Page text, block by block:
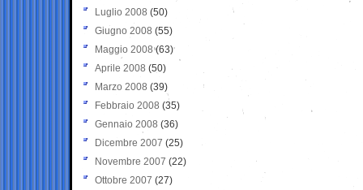
Luglio 2008 (50)
Giugno 2008 (55)
Maggio 2008(63)
Aprile 2008 (50)
Marzo 2008 (39)
Febbraio 2008 (35)
Gennaio 2008 (36)
Dicembre 2007 (25)
Novembre 2007 (22)
Ottobre 2007 (27)